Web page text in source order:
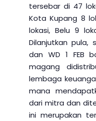
tersebar di 47
Kota Kupang 8
lokasi, Belu 9
Dilanjutkan pula,
dan WD 1 FEB
magang
lembaga
mana
dari mitra dan
ini merupakan